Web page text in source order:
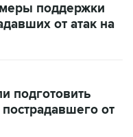
поддержки
от атак на
подготовить
от